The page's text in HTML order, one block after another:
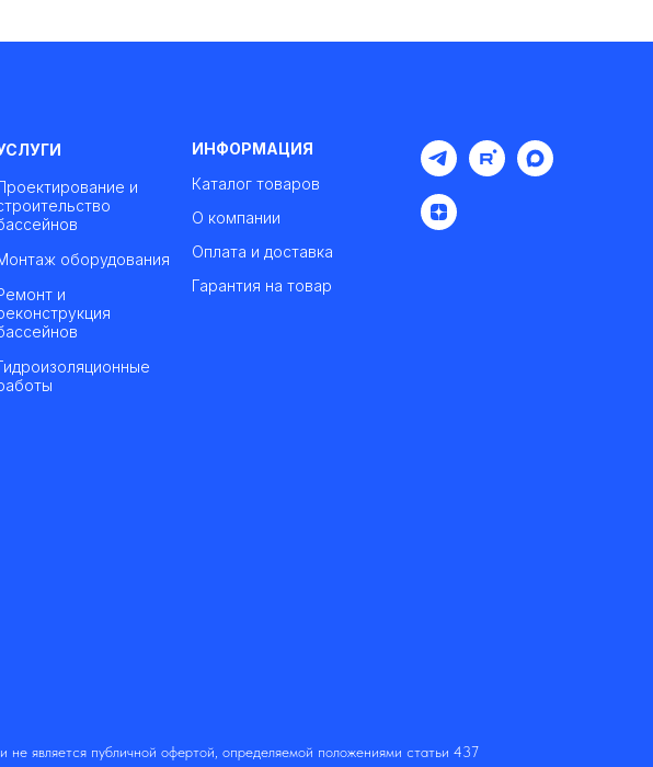
и
оборудования
и
ИНФОРМАЦИЯ
Каталог товаров
О компании
Оплата и доставка
Гарантия на товар
является публичной офертой, определяемой положениями статьи 437